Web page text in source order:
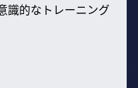
識的なトレーニング